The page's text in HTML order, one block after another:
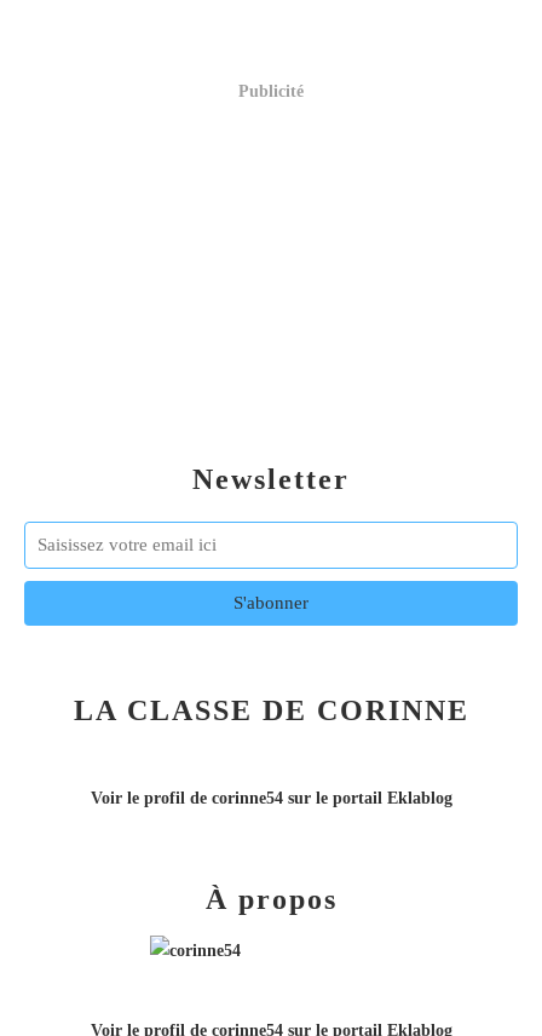
Newsletter
Publicité
LA CLASSE DE CORINNE
Voir le profil de corinne54sur le portail Eklablog
À propos
Voir le profil de corinne54sur le portail Eklablog